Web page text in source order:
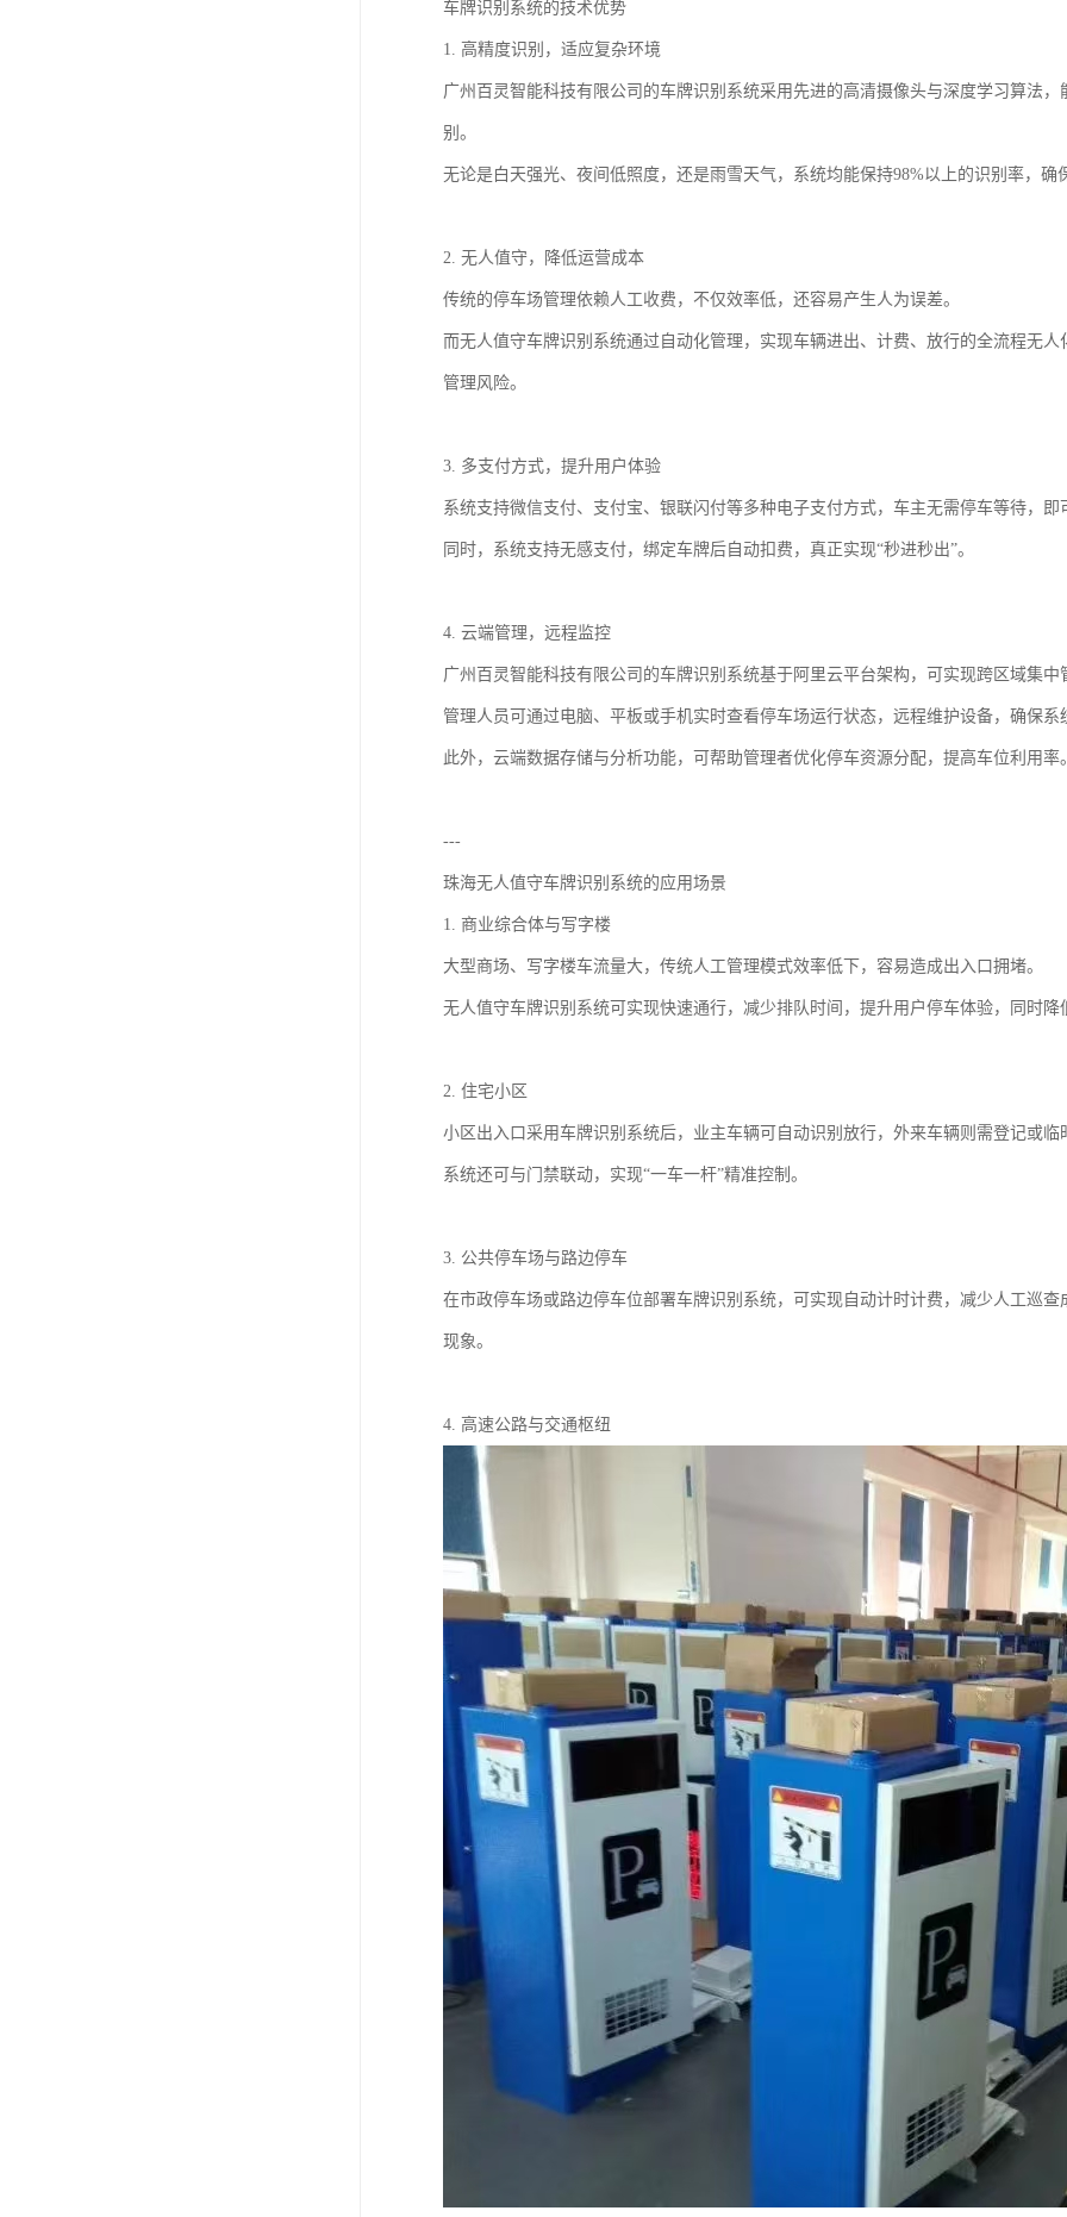
车牌识别系统的技术优势
1. 高精度识别，适应复杂环境
广州百灵智能科技有限公司的车牌识别系统采用先进的高清摄像头与深度学习算法
别。
无论是白天强光、夜间低照度，还是雨雪天气，系统均能保持98%以上的识别率，确
2. 无人值守，降低运营成本
传统的停车场管理依赖人工收费，不仅效率低，还容易产生人为误差。
而无人值守车牌识别系统通过自动化管理，实现车辆进出、计费、放行的全流程无
管理风险。
3. 多支付方式，提升用户体验
系统支持微信支付、支付宝、银联闪付等多种电子支付方式，车主无需停车等待，即
同时，系统支持无感支付，绑定车牌后自动扣费，真正实现“秒进秒出”。
4. 云端管理，远程监控
广州百灵智能科技有限公司的车牌识别系统基于阿里云平台架构，可实现跨区域集中
管理人员可通过电脑、平板或手机实时查看停车场运行状态，远程维护设备，确保系
此外，云端数据存储与分析功能，可帮助管理者优化停车资源分配，提高车位利用率。
---
珠海无人值守车牌识别系统的应用场景
1. 商业综合体与写字楼
大型商场、写字楼车流量大，传统人工管理模式效率低下，容易造成出入口拥堵。
无人值守车牌识别系统可实现快速通行，减少排队时间，提升用户停车体验，同时降
2. 住宅小区
小区出入口采用车牌识别系统后，业主车辆可自动识别放行，外来车辆则需登记或临
系统还可与门禁联动，实现“一车一杆”精准控制。
3. 公共停车场与路边停车
在市政停车场或路边停车位部署车牌识别系统，可实现自动计时计费，减少人工巡
现象。
4. 高速公路与交通枢纽